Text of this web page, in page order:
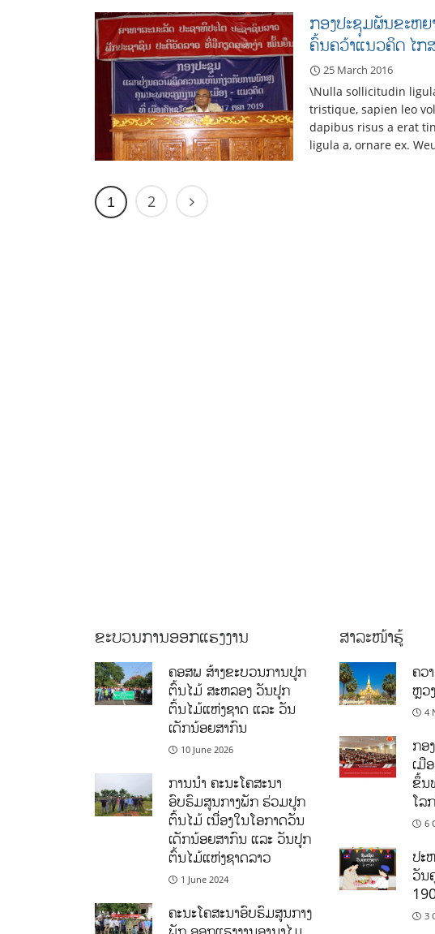
ກອງປະຊຸມຜັນຂະຫ
ຄົ້ນຄວ້າແນວຄິດ ໄກ
25 March 2016
\Nulla sollicitudin
tristique, sapien leo
dapibus risus a erat
ligula a, ornare ex.
1 2
ຂະບວນການອອກແຮງງານ
ຄອສພ ສ້າງຂະບວນການປູກ
ຕົ້ນໄມ້ ສະຫລອງ ວັນປູກ
ຕົ້ນໄມ້ແຫ່ງຊາດ ແລະ ວັນ
ເດັກນ້ອຍສາກົນ
10 June 2026
ການນໍາ ຄະນະໂຄສະນາ
ອົບຮົມສູນກາງພັກ ຮ່ວມປູກ
ຕົ້ນໄມ້ ເນື່ອງໃນໂອກາດວັນ
ເດັກນ້ອຍສາກົນ ແລະ ວັນປູກ
ຕົ້ນໄມ້ແຫ່ງຊາດລາວ
1 June 2024
ຄະນະໂຄສະນາອົບຮົມສູນກາງ
ສາລະໜ້າຮູ້
ຄວ
ຫຼວ
4
ກອ
ເມື
ຂຶ້ນ
ໂລ
6
ປະ
ວັນ
3